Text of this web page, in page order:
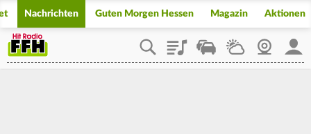
Nachrichten Guten Morgen Hessen Magazin Aktionen
PlaylistStaupilotWetterWebcam